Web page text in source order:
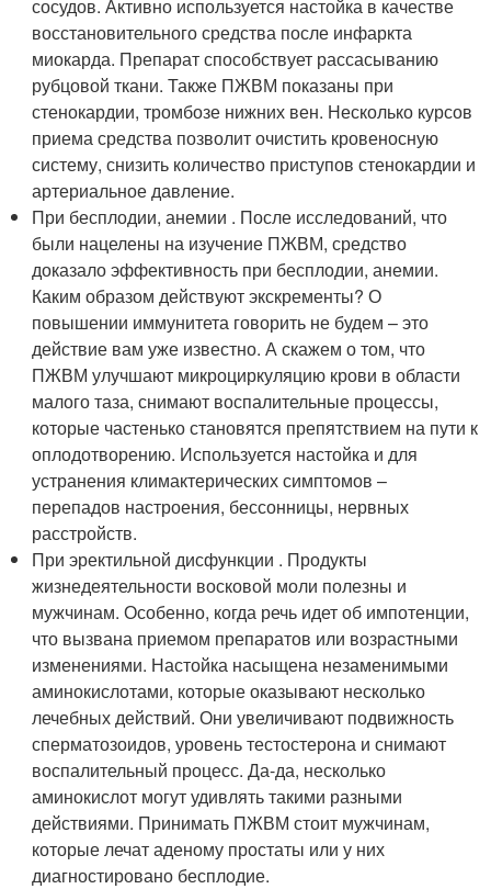
сосудов. Активно используется настойка в качестве
восстановительного средства после инфаркта
миокарда. Препарат способствует рассасыванию
рубцовой ткани. Также ПЖВМ показаны при
стенокардии, тромбозе нижних вен. Несколько курсов
приема средства позволит очистить кровеносную
систему, снизить количество приступов стенокардии и
артериальное давление.
При бесплодии, анемии . После исследований, что
были нацелены на изучение ПЖВМ, средство
доказало эффективность при бесплодии, анемии.
Каким образом действуют экскременты? О
повышении иммунитета говорить не будем – это
действие вам уже известно. А скажем о том, что
ПЖВМ улучшают микроциркуляцию крови в области
малого таза, снимают воспалительные процессы,
которые частенько становятся препятствием на пути к
оплодотворению. Используется настойка и для
устранения климактерических симптомов –
перепадов настроения, бессонницы, нервных
расстройств.
При эректильной дисфункции . Продукты
жизнедеятельности восковой моли полезны и
мужчинам. Особенно, когда речь идет об импотенции,
что вызвана приемом препаратов или возрастными
изменениями. Настойка насыщена незаменимыми
аминокислотами, которые оказывают несколько
лечебных действий. Они увеличивают подвижность
сперматозоидов, уровень тестостерона и снимают
воспалительный процесс. Да-да, несколько
аминокислот могут удивлять такими разными
действиями. Принимать ПЖВМ стоит мужчинам,
которые лечат аденому простаты или у них
диагностировано бесплодие.